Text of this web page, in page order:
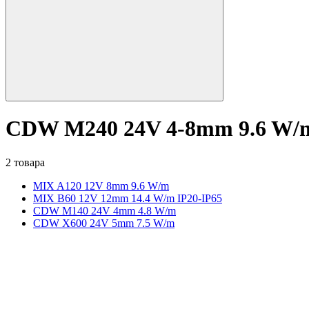
CDW M240 24V 4-8mm 9.6 W/
2 товара
MIX A120 12V 8mm 9.6 W/m
MIX B60 12V 12mm 14.4 W/m IP20-IP65
CDW M140 24V 4mm 4.8 W/m
CDW X600 24V 5mm 7.5 W/m